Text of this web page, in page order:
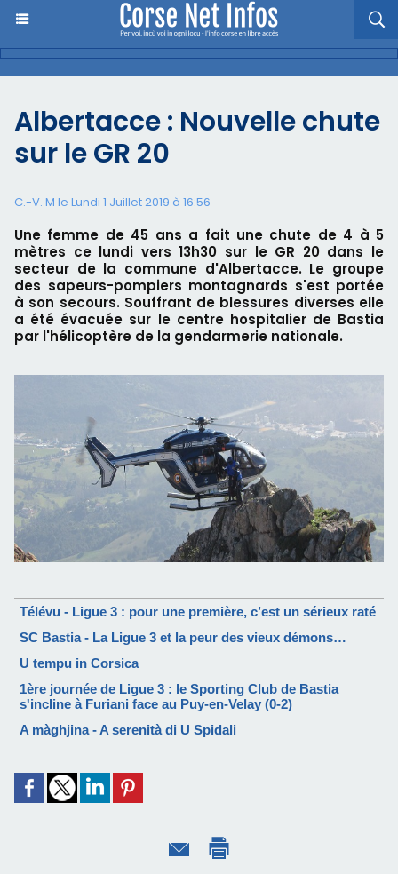
Albertacce : Nouvelle chute
sur le GR 20
C.-V. M le Lundi 1 Juillet 2019 à 16:56
Une femme de 45 ans a fait une chute de 4 à 5
mètres ce lundi vers 13h30 sur le GR 20 dans le
secteur de la commune d'Albertacce. Le groupe
des sapeurs-pompiers montagnards s'est portée
à son secours. Souffrant de blessures diverses elle
a été évacuée sur le centre hospitalier de Bastia
par l'hélicoptère de la gendarmerie nationale.
Télévu - Ligue 3 : pour une première, c’est un sérieux raté
SC Bastia - La Ligue 3 et la peur des vieux démons…
U tempu in Corsica
1ère journée de Ligue 3 : le Sporting Club de Bastia
s'incline à Furiani face au Puy-en-Velay (0-2)
A màghjina - A serenità di U Spidali